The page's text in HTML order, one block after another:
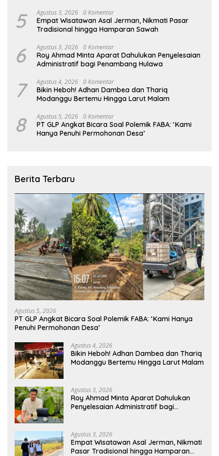
5 Agustus 3, 2026 0 Komentar
Empat Wisatawan Asal Jerman, Nikmati Pasar
Tradisional hingga Hamparan Sawah
6 Agustus 3, 2026 0 Komentar
Roy Ahmad Minta Aparat Dahulukan Penyelesaian
Administratif bagi Penambang Hulawa
7 Agustus 4, 2026 0 Komentar
Bikin Heboh! Adhan Dambea dan Thariq
Modanggu Bertemu Hingga Larut Malam
8 Agustus 5, 2026 0 Komentar
PT GLP Angkat Bicara Soal Polemik FABA: ‘Kami
Hanya Penuhi Permohonan Desa’
Berita Terbaru
Agustus 5, 2026
PT GLP Angkat Bicara Soal Polemik FABA: ‘Kami Hanya
Penuhi Permohonan Desa’
Agustus 4, 2026
Bikin Heboh! Adhan Dambea dan Thariq
Modanggu Bertemu Hingga Larut Malam
Agustus 3, 2026
Roy Ahmad Minta Aparat Dahulukan
Penyelesaian Administratif bagi
Agustus 3, 2026
Empat Wisatawan Asal Jerman, Nikmati
Pasar Tradisional hingga Hamparan